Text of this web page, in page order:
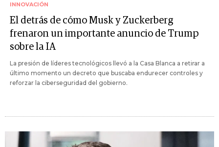
INNOVACIÓN
El detrás de cómo Musk y Zuckerberg
frenaron un importante anuncio de Trump
sobre la IA
La presión de líderes tecnológicos llevó a la Casa Blanca a retirar a
último momento un decreto que buscaba endurecer controles y
reforzar la ciberseguridad del gobierno.